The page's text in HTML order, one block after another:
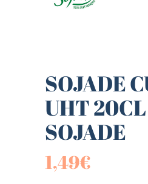
SOJADE
UHT
SOJADE
1,49€